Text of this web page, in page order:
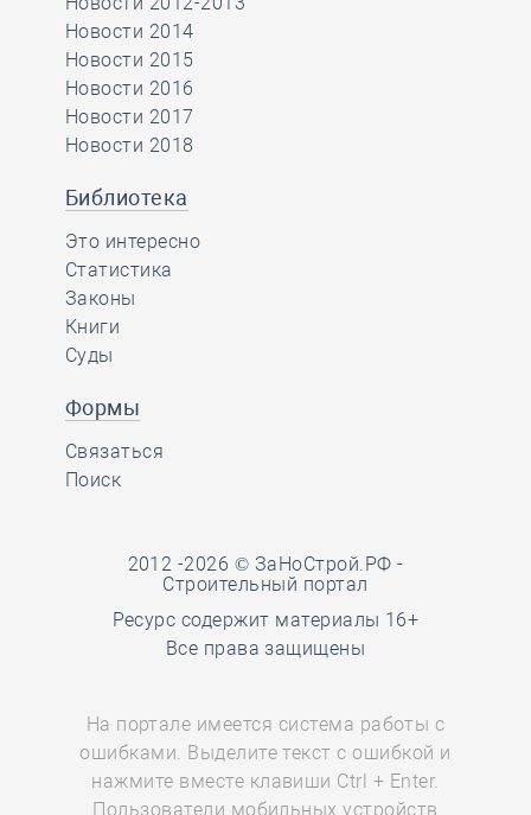
Новости 2014
Новости 2015
Новости 2016
Новости 2017
Новости 2018
Библиотека
Это интересно
Статистика
Законы
Книги
Суды
Формы
Связаться
Поиск
2012 -2026 © ЗаНоСтрой.РФ -
Строительный портал
Ресурс содержит материалы 16+
Все права защищены
На портале имеется система работы с
ошибками. Выделите текст с ошибкой и
нажмите вместе клавиши Ctrl + Enter.
Пользователи мобильных устройств